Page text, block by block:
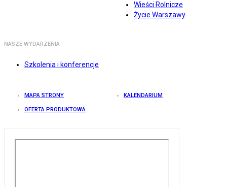
Wieści Rolnicze
Życie Warszawy
NASZE WYDARZENIA
Szkolenia i konferencje
MAPA STRONY KALENDARIUM
OFERTA PRODUKTOWA